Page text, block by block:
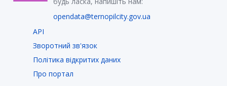
opendata@ternopilcity.gov.ua
API
Зворотний зв'язок
Політика відкритих даних
Про портал